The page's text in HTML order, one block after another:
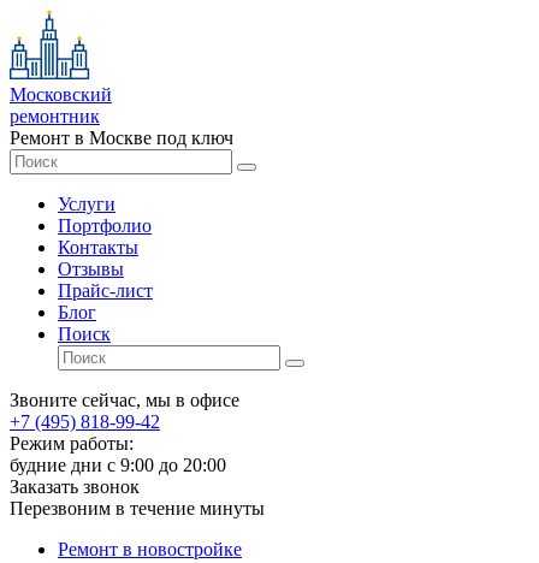
Московский
ремонтник
Ремонт в Москве под ключ
Услуги
Портфолио
Контакты
Отзывы
Прайс-лист
Блог
Поиск
Звоните сейчас, мы в офисе
+7 (495) 818-99-42
Режим работы:
будние дни с 9:00 до 20:00
Заказать звонок
Перезвоним в течение минуты
Ремонт в новостройке